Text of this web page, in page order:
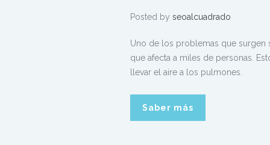
Posted by seoalcuadrado
Uno de los problemas que
que afecta a miles de personas.
llevar el aire a los pulmones.
Saber más